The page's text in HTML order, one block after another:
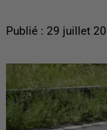
Publié : 29 juillet